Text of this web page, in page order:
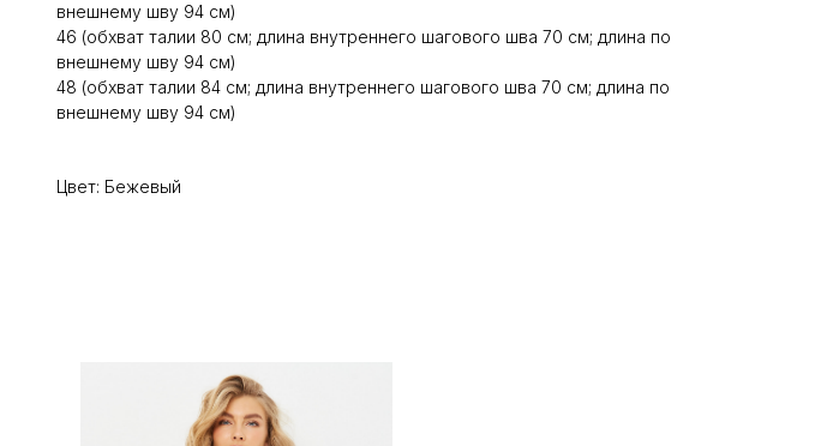
внешнему шву 94 см)
46 (обхват талии 80 см; длина внутреннего шагового шва 70 см; длина по
внешнему шву 94 см)
48 (обхват талии 84 см; длина внутреннего шагового шва 70 см; длина по
внешнему шву 94 см)
Цвет: Бежевый